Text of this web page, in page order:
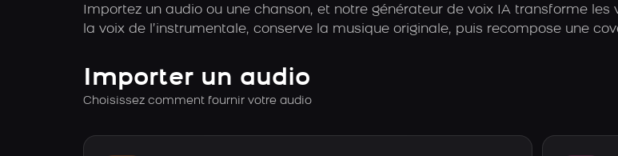
Importez un audio ou une chanson, et notre générateur de voix IA transforme
la voix de l’instrumentale, conserve la musique originale, puis recompose une
Importer un audio
Choisissez comment fournir votre audio